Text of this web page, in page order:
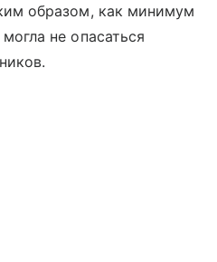
образом, как минимум
не опасаться